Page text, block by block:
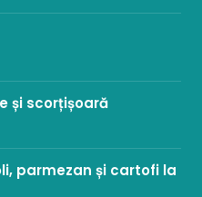
și scorțișoară
parmezan și cartofi la